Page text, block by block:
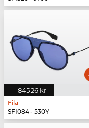
845,26 kr
Fila
SFI084 - 530Y